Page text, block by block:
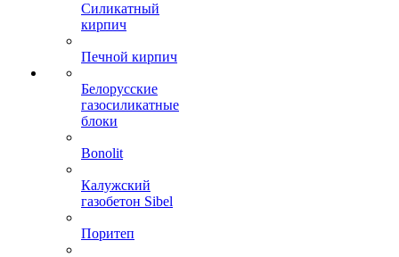
Силикатный
кирпич
Печной кирпич
Белорусские
газосиликатные
блоки
Bonolit
Калужский
газобетон Sibel
Поритеп